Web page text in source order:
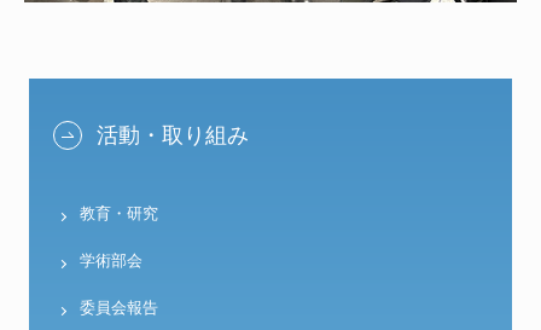
活動・取り組み
教育・研究
学術部会
委員会報告